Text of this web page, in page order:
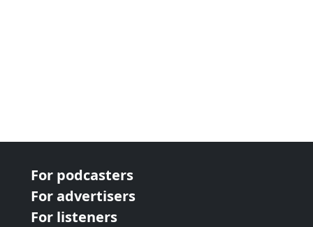
For podcasters
For advertisers
For listeners